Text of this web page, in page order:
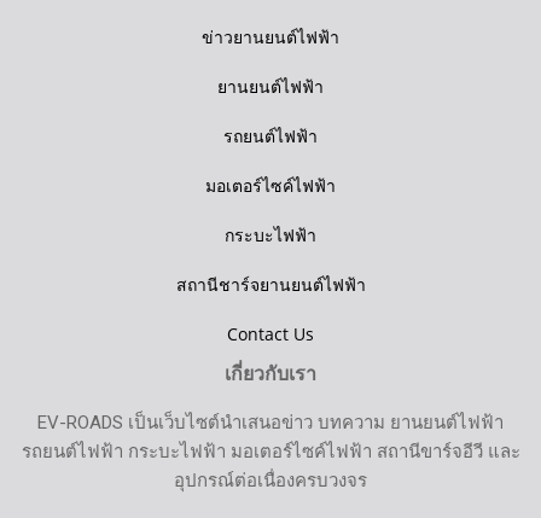
ข่าวยานยนต์ไฟฟ้า
ยานยนต์ไฟฟ้า
รถยนต์ไฟฟ้า
มอเตอร์ไซค์ไฟฟ้า
กระบะไฟฟ้า
สถานีชาร์จยานยนต์ไฟฟ้า
Contact Us
เกี่ยวกับเรา
EV-ROADS เป็นเว็บไซต์นำเสนอข่าว บทความ ยานยนต์ไฟฟ้า
รถยนต์ไฟฟ้า กระบะไฟฟ้า มอเตอร์ไซค์ไฟฟ้า สถานีขาร์จอีวี และ
อุปกรณ์ต่อเนื่องครบวงจร